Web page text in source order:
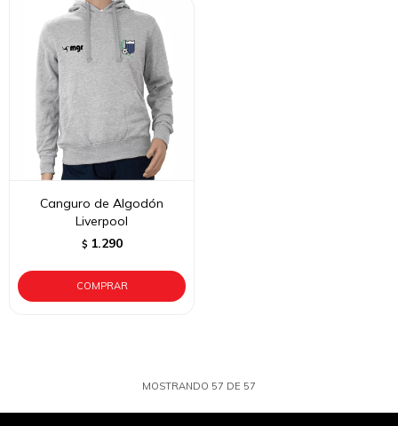
Canguro de Algodón
Liverpool
$ 1.290
MOSTRANDO 57 DE 57